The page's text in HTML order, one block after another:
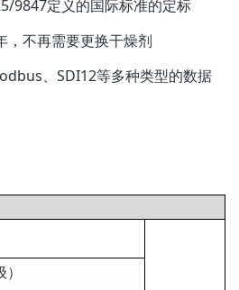
9847定义的国际标准的定标
，不再需要更换干燥剂
、SDI12等多种类型的数据